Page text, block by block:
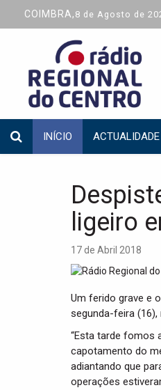
COIMBRA, 8 de Agosto de
INÍCIO ACTUALIDADE
ligeiro
17 de Abril 2018
Um ferido grave e
segunda-feira (16),
“Esta tarde fomos
capotamento do
adiantando que
operações